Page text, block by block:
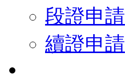
段證申請
續證申請